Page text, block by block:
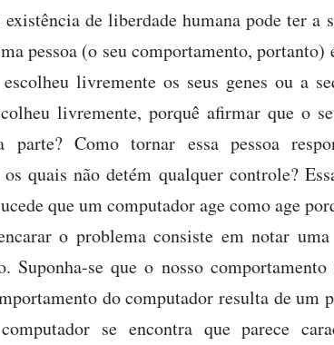
de liberdade humana pode ter
pessoa (o seu comportamento,
livremente os seus genes ou a
livremente, porquê afirmar que o
Como tornar essa pessoa
quais não detém qualquer controle?
que um computador age como age
o problema consiste em notar
Suponha-se que o nosso
do computador resulta de um
se encontra que parece